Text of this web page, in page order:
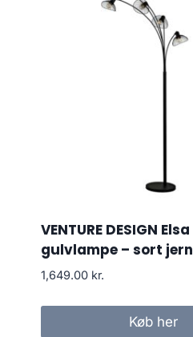
VENTURE DESIGN Elsa
gulvlampe – sort jern
1,649.00 kr.
Køb her